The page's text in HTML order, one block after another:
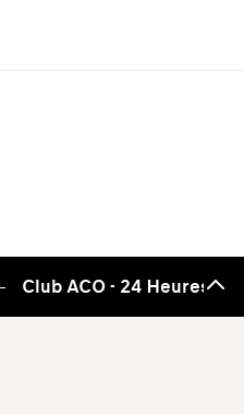
Club ACO - 24 HeuresHaut
page